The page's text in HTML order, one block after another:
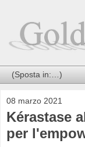
08 marzo 2021
Kérastase
per